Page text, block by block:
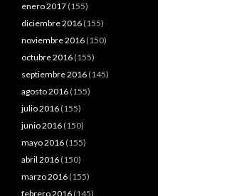
enero 2017 (155)
diciembre 2016 (155)
noviembre 2016 (150)
octubre 2016 (155)
septiembre 2016 (145)
agosto 2016 (155)
julio 2016 (155)
junio 2016 (150)
mayo 2016 (155)
abril 2016 (150)
marzo 2016 (155)
febrero 2016 (145)